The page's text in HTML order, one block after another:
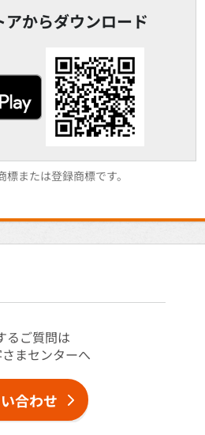
からダウンロード
または登録商標です。
るご質問は
まセンターへ
合わせ